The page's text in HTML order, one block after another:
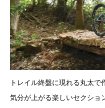
トレイル終盤に現れる丸太
気分が上がる楽しいセクショ